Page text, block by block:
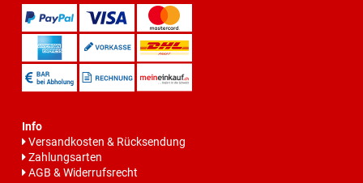
Info
Versandkosten & Rücksendung
Zahlungsarten
AGB & Widerrufsrecht